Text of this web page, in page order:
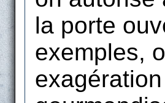
la porte
exemples,